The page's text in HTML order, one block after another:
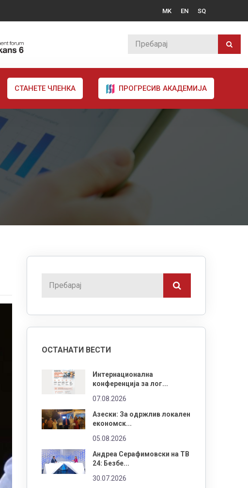
MK EN SQ
СТАНЕТЕ ЧЛЕНКА ПРОГРЕСИВ АКАДЕМИЈА
ОСТАНАТИ ВЕСТИ
Интернационална
конференција за лог...
07.08.2026
Азески: За одржлив локален
економск...
05.08.2026
Андреа Серафимовски на ТВ
24: Безбе...
30.07.2026